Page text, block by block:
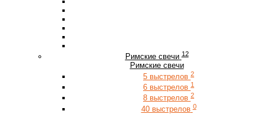
Римские свечи 12
Римские свечи
5 выстрелов 2
6 выстрелов 1
8 выстрелов 2
40 выстрелов 0